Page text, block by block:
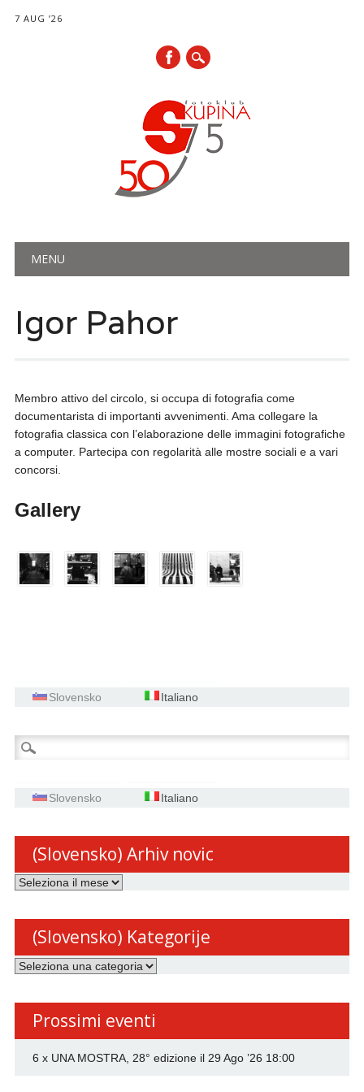
7 AUG ’26
Main menu
MENU
Igor Pahor
Membro attivo del circolo, si occupa di fotografia come
documentarista di importanti avvenimenti. Ama collegare la
fotografia classica con l’elaborazione delle immagini fotografiche
a computer. Partecipa con regolarità alle mostre sociali e a vari
concorsi.
Gallery
Slovensko Italiano
Ricerca
per:
Slovensko Italiano
(Slovensko) Arhiv novic
(Slovensko)
novic
(Slovensko) Kategorije
(Slovensko)
Prossimi eventi
6 x UNA MOSTRA, 28° edizioneil 29 Ago ’26 18:00